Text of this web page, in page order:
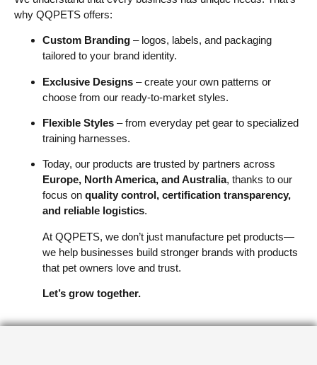
why QQPETS offers:
Custom Branding – logos, labels, and packaging
tailored to your brand identity.
Exclusive Designs – create your own patterns or
choose from our ready-to-market styles.
Flexible Styles – from everyday pet gear to specialized
training harnesses.
Today, our products are trusted by partners across
Europe, North America, and Australia, thanks to our
focus on quality control, certification transparency,
and reliable logistics.
At QQPETS, we don’t just manufacture pet products—
we help businesses build stronger brands with products
that pet owners love and trust.
Let’s grow together.